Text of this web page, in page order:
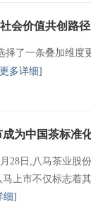
会价值共创路径
了一条叠加维度
多详细]
为中国茶标准
月28日,八马茶业股
马上市不仅标志着
细]